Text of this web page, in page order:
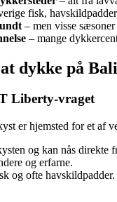
fisk,
– men visse
– mange
dykke på Bali
Liberty-vraget
er hjemsted for et af
og kan nås direkte
og erfarne.
og ofte havskildpadder.